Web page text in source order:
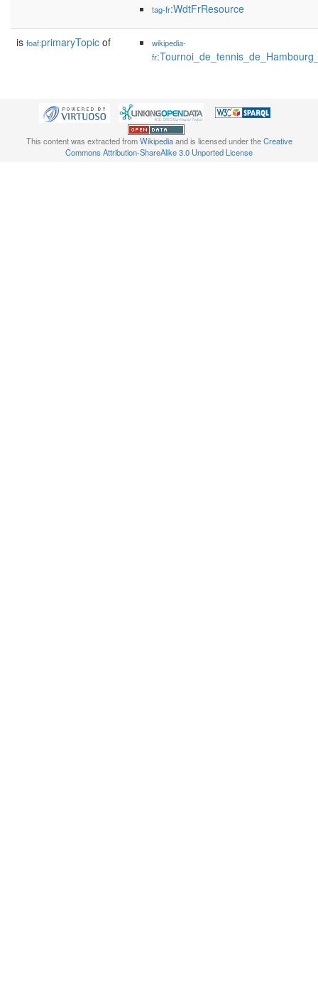
tag-fr:WdtFrResource
is foaf:primaryTopic of
wikipedia-
fr
This content was extracted fromWikipediaand is licensed under theCreative
Commons Attribution-ShareAlike 3.0 Unported License